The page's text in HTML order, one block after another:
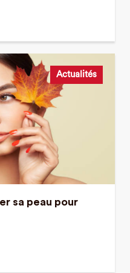
Actualités
sa peau pour